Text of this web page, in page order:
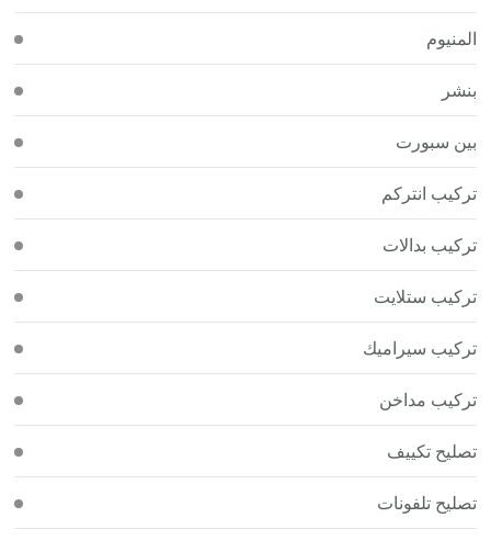
المنيوم
بنشر
بين سبورت
تركيب انتركم
تركيب بدالات
تركيب ستلايت
تركيب سيراميك
تركيب مداخن
تصليح تكييف
تصليح تلفونات